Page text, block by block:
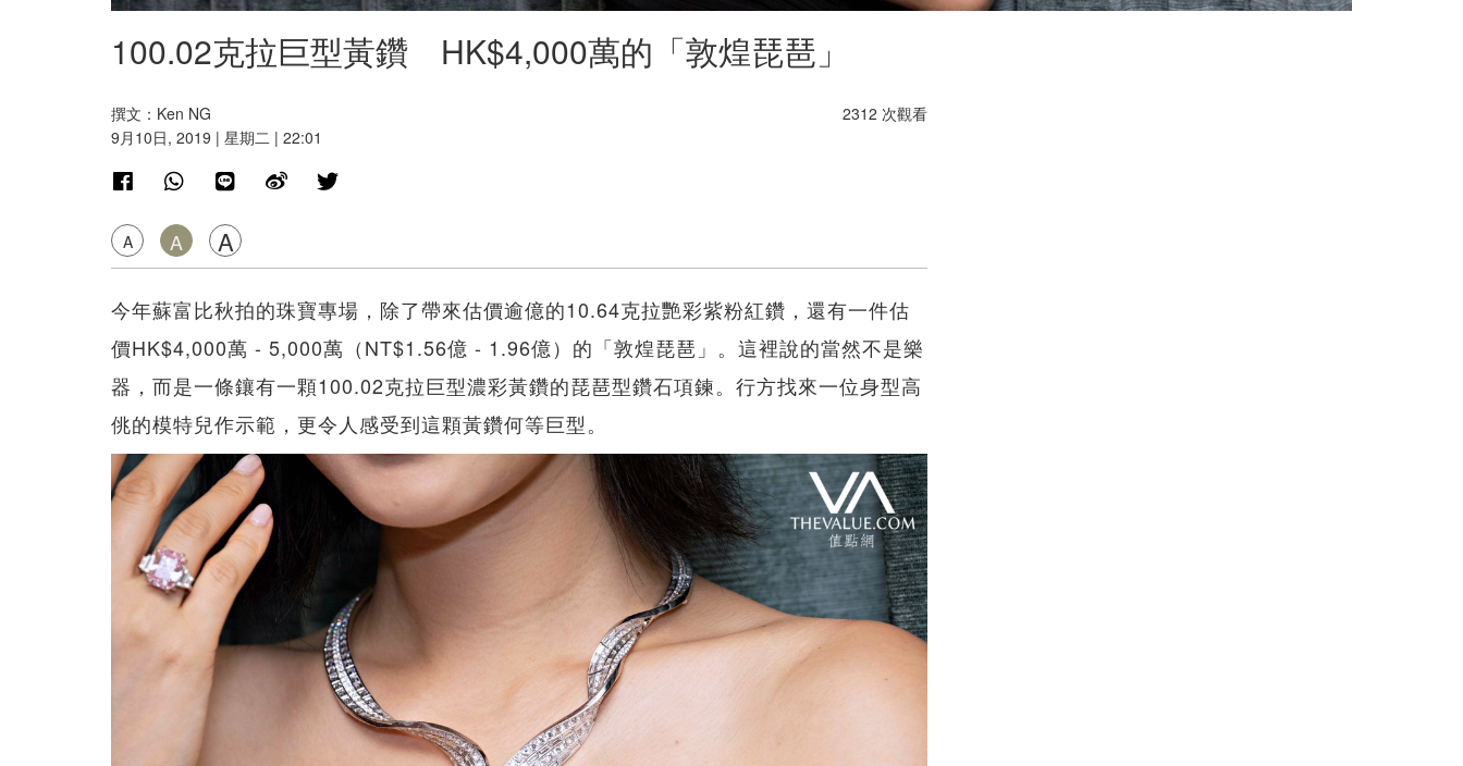
100.02克拉巨型黃鑽 HK$4,000萬的「敦煌琵琶」
撰文：Ken NG
9月10日, 2019 | 星期二 | 22:01
A A A
2312 次觀看
今年蘇富比秋拍的珠寶專場，除了帶來估價逾億的10.64克拉艷彩紫粉紅鑽，還有一件估
價HK$4,000萬 - 5,000萬（NT$1.56億 - 1.96億）的「敦煌琵琶」。這裡說的當然不是樂
器，而是一條鑲有一顆100.02克拉巨型濃彩黃鑽的琵琶型鑽石項鍊。行方找來一位身型高
佻的模特兒作示範，更令人感受到這顆黃鑽何等巨型。